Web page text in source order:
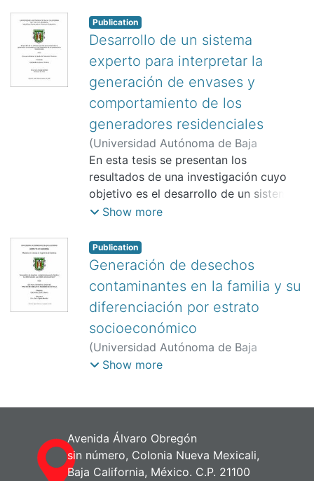
Publication
Desarrollo de un sistema
experto para interpretar la
generación de envases y
comportamiento de los
generadores residenciales
(Universidad Autónoma de Baja
California. Instituto de Ingeniería.,
Lozano Olvera, Gabriela;Ojeda Benítez,
Sara
En esta tesis se presentan los
resultados de una investigación cuyo
objetivo es el desarrollo de un sistema
experto para determinar perfiles de
comportamiento de los generadores
residenciales. Para esto se llevó acabo
el análisi
Show more
Publication
Generación de desechos
contaminantes en la familia y su
diferenciación por estrato
socioeconómico
(Universidad Autónoma de Baja
California. Instituto de Ingeniería.,
Show more
Avenida Álvaro Obregón
sin número, Colonia Nueva Mexicali,
Baja California, México. C.P. 21100